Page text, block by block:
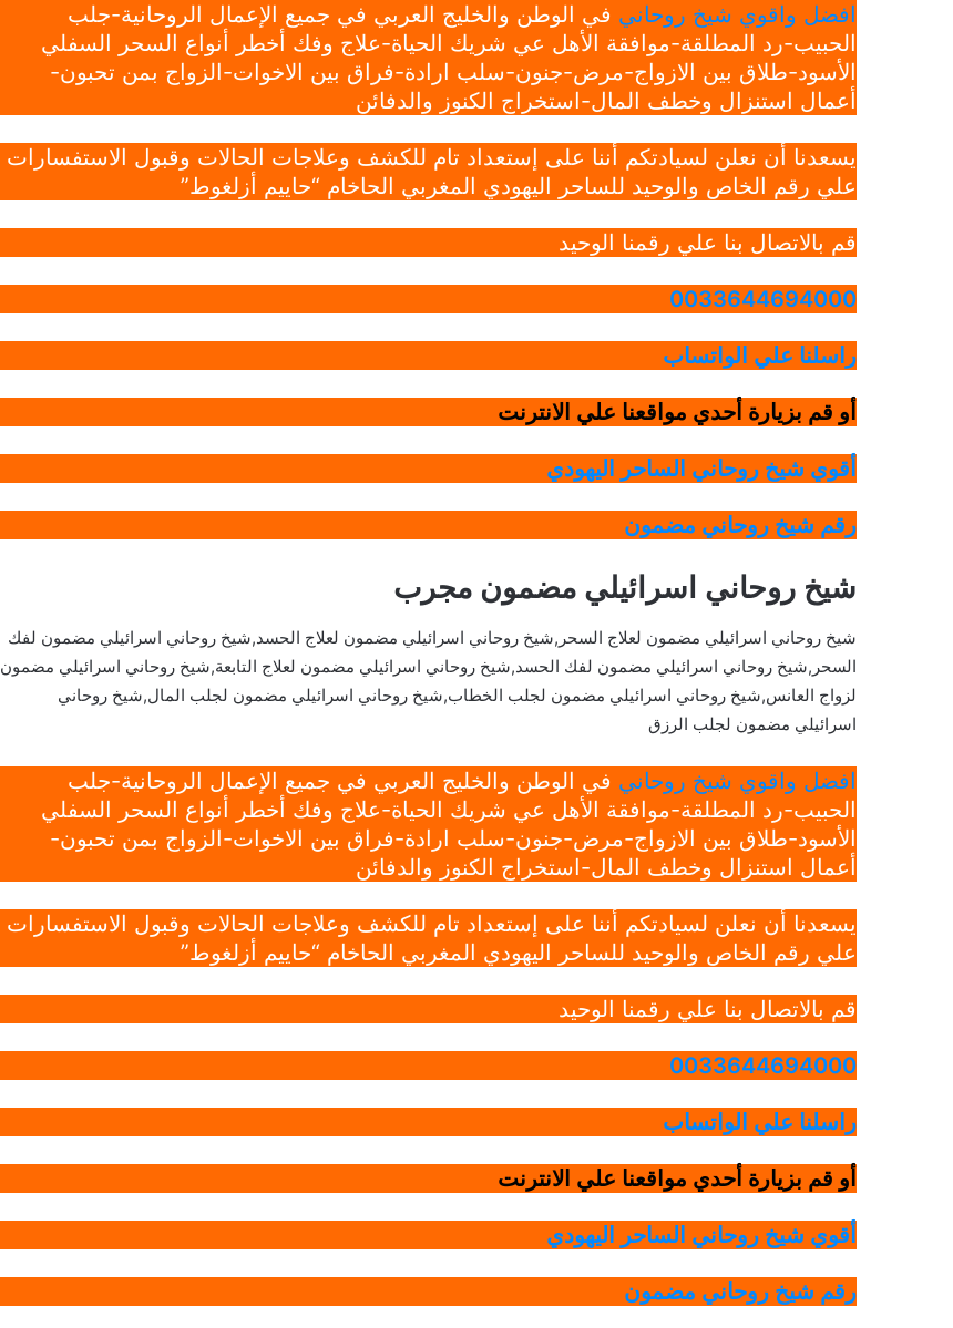
افضل واقوي شيخ روحاني في الوطن والخليج العربي في جميع الإعمال الروحانية-جلب
الحبيب-رد المطلقة-موافقة الأهل عي شريك الحياة-علاج وفك أخطر أنواع السحر السفلي
الأسود-طلاق بين الازواج-مرض-جنون-سلب ارادة-فراق بين الاخوات-الزواج بمن تحبون-
أعمال استنزال وخطف المال-استخراج الكنوز والدفائن
يسعدنا أن نعلن لسيادتكم أننا على إستعداد تام للكشف وعلاجات الحالات وقبول الاستفسارات
علي رقم الخاص والوحيد للساحر اليهودي المغربي الحاخام “حاييم أزلغوط”
قم بالاتصال بنا علي رقمنا الوحيد
0033644694000
راسلنا علي الواتساب
أو قم بزيارة أحدي مواقعنا علي الانترنت
أقوي شيخ روحاني الساحر اليهودي
رقم شيخ روحاني مضمون
شيخ روحاني اسرائيلي مضمون مجرب
شيخ روحاني اسرائيلي مضمون لعلاج السحر,شيخ روحاني اسرائيلي مضمون لعلاج الحسد,شيخ روحاني اسرائيلي مضمون لفك
السحر,شيخ روحاني اسرائيلي مضمون لفك الحسد,شيخ روحاني اسرائيلي مضمون لعلاج التابعة,شيخ روحاني اسرائيلي مضمون
لزواج العانس,شيخ روحاني اسرائيلي مضمون لجلب الخطاب,شيخ روحاني اسرائيلي مضمون لجلب المال,شيخ روحاني
اسرائيلي مضمون لجلب الرزق
افضل واقوي شيخ روحاني في الوطن والخليج العربي في جميع الإعمال الروحانية-جلب
الحبيب-رد المطلقة-موافقة الأهل عي شريك الحياة-علاج وفك أخطر أنواع السحر السفلي
الأسود-طلاق بين الازواج-مرض-جنون-سلب ارادة-فراق بين الاخوات-الزواج بمن تحبون-
أعمال استنزال وخطف المال-استخراج الكنوز والدفائن
يسعدنا أن نعلن لسيادتكم أننا على إستعداد تام للكشف وعلاجات الحالات وقبول الاستفسارات
علي رقم الخاص والوحيد للساحر اليهودي المغربي الحاخام “حاييم أزلغوط”
قم بالاتصال بنا علي رقمنا الوحيد
0033644694000
راسلنا علي الواتساب
أو قم بزيارة أحدي مواقعنا علي الانترنت
أقوي شيخ روحاني الساحر اليهودي
رقم شيخ روحاني مضمون